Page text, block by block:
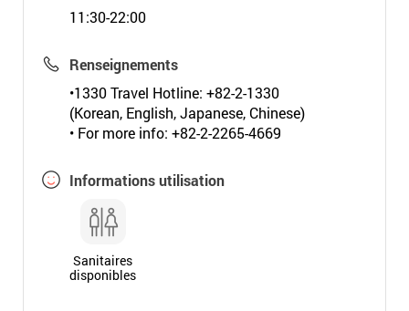
11:30-22:00
Renseignements
•1330 Travel Hotline: +82-2-1330
(Korean, English, Japanese, Chinese)
• For more info: +82-2-2265-4669
Informations utilisation
Sanitaires
disponibles